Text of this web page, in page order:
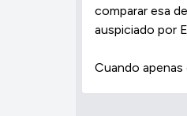
comparar esa
auspiciado por
Cuando